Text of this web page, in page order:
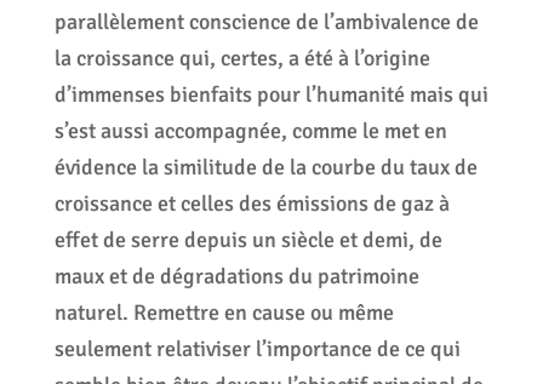
parallèlement conscience de l’ambivalence de
la croissance qui, certes, a été à l’origine
d’immenses bienfaits pour l’humanité mais qui
s’est aussi accompagnée, comme le met en
évidence la similitude de la courbe du taux de
croissance et celles des émissions de gaz à
effet de serre depuis un siècle et demi, de
maux et de dégradations du patrimoine
naturel. Remettre en cause ou même
seulement relativiser l’importance de ce qui